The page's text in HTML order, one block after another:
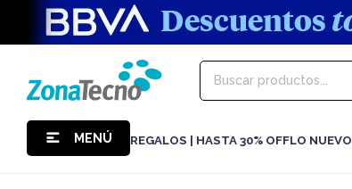
MENÚ REGALOS | HASTA 30% OFFLO NUEVO